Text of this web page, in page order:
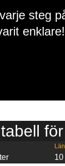
steg
enklare!